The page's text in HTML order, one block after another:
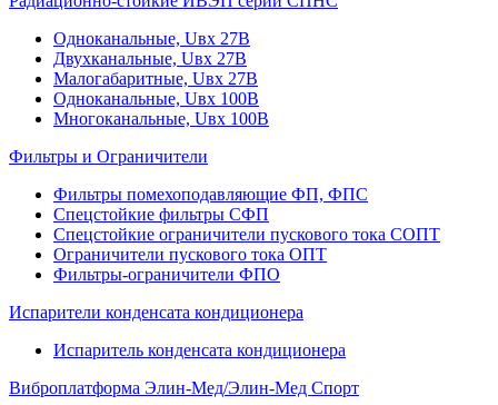
Одноканальные, Uвх 27В
Двухканальные, Uвх 27В
Малогабаритные, Uвх 27В
Одноканальные, Uвх 100В
Многоканальные, Uвх 100В
Фильтры и Ограничители
Фильтры помехоподавляющие ФП, ФПС
Спецстойкие фильтры СФП
Спецстойкие ограничители пускового тока СОПТ
Ограничители пускового тока ОПТ
Фильтры-ограничители ФПО
Испарители конденсата кондиционера
Испаритель конденсата кондиционера
Виброплатформа Элин-Мед/Элин-Мед Спорт